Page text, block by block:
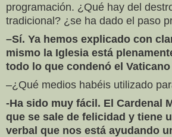
programación. ¿Qué hay del
tradicional? ¿se ha dado el paso
–Sí. Ya hemos explicado con
mismo la Iglesia está
todo lo que condenó el Vaticano
–¿Qué medios habéis utilizado
-Ha sido muy fácil. El Cardenal
que se sale de felicidad y tiene
verbal que nos está ayudando